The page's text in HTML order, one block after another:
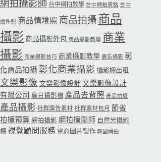
網拍攝影師 台中網拍教學 台中網拍景點 台中
證件照 商品情境照 商品拍攝商品
攝影商品攝影外包 商品攝影教學 商業
攝影 商業攝影技巧 商業攝影教學 廣告攝影 彰
化商品拍攝 彰化商業攝影 攝影棚出租
文樂影像 文樂影像設計文樂影像設計
有限公司 烏日攝影棚 產品去背照 產品拍攝
產品攝影 社群廣告素材 社群素材包月 節省
拍攝預算 網拍攝影 網拍攝影師 自然光攝影
棚 視覺顧問服務 電商圖片製作 韓國網拍